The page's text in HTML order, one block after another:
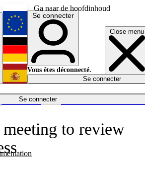
Ga naar de hoofdinhoud
Close menu
Se connecter
Économie
English
Deutsch
Español
Se connecter
Vous êtes déconnecté.
Se connecter
to review